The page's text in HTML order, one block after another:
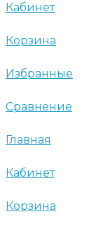
Кабинет
Корзина
Избранные
Сравнение
Главная
Кабинет
Корзина